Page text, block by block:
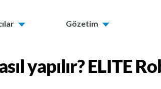
Gözetim
yapılır?ELITE